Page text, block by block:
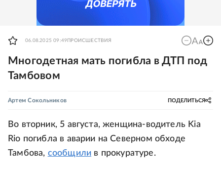
06.08.2025 09:49 ПРОИСШЕСТВИЯ
Многодетная мать погибла в ДТП под
Тамбовом
Артем Сокольников ПОДЕЛИТЬСЯ
Во вторник, 5 августа, женщина-водитель Kia
Rio погибла в аварии на Северном обходе
Тамбова, сообщили в прокуратуре.